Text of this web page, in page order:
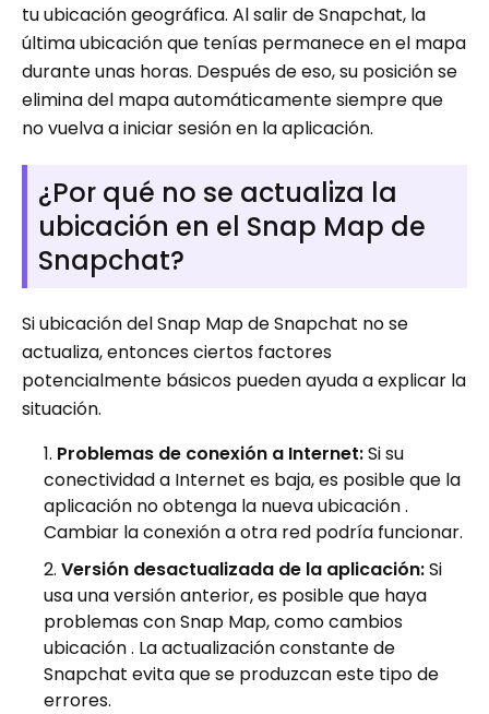
tu ubicación geográfica. Al salir de Snapchat, la
última ubicación que tenías permanece en el mapa
durante unas horas. Después de eso, su posición se
elimina del mapa automáticamente siempre que
no vuelva a iniciar sesión en la aplicación.
¿Por qué no se actualiza la
ubicación en el Snap Map de
Snapchat?
Si ubicación del Snap Map de Snapchat no se
actualiza, entonces ciertos factores
potencialmente básicos pueden ayuda a explicar la
situación.
Problemas de conexión a Internet:Si su
conectividad a Internet es baja, es posible que la
aplicación no obtenga la nueva ubicación .
Cambiar la conexión a otra red podría funcionar.
Versión desactualizada de la aplicación:Si
usa una versión anterior, es posible que haya
problemas con Snap Map, como cambios
ubicación . La actualización constante de
Snapchat evita que se produzcan este tipo de
errores.